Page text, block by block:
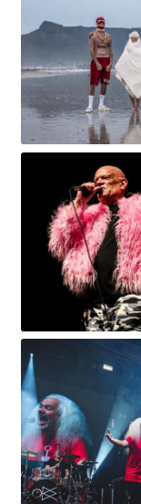
Obrázek
Obrázek